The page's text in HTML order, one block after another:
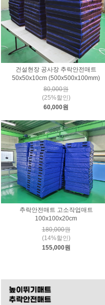
건설현장 공사장 추락안전매트
50x50x10cm (500x500x100mm)
80,000원
(25%할인)
60,000원
추락안전매트 고소작업매트
100x100x20cm
180,000원
(14%할인)
155,000원